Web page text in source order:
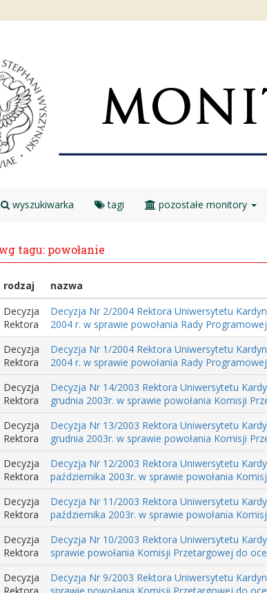
wyszukiwarka tagi pozostałe monitory
tagu: powołanie
rodzaj nazwa
Decyzja
Rektora
Decyzja Nr 2/2004 Rektora Uniwersytetu
2004 r. w sprawie powołania Rady
Decyzja
Rektora
Decyzja Nr 1/2004 Rektora Uniwersytetu
2004 r. w sprawie powołania Rady
Decyzja
Rektora
Decyzja Nr 14/2003 Rektora Uniwersytetu
grudnia 2003r. w sprawie powołania Komisji
Decyzja
Rektora
Decyzja Nr 13/2003 Rektora Uniwersytetu
grudnia 2003r. w sprawie powołania Komisji
Decyzja
Rektora
Decyzja Nr 12/2003 Rektora Uniwersytetu
października 2003r. w sprawie powołania
Decyzja
Rektora
Decyzja Nr 11/2003 Rektora Uniwersytetu
października 2003r. w sprawie powołania
Decyzja
Rektora
Decyzja Nr 10/2003 Rektora Uniwersytetu
sprawie powołania Komisji Przetargowej do
Decyzja
Decyzja Nr 9/2003 Rektora Uniwersytetu